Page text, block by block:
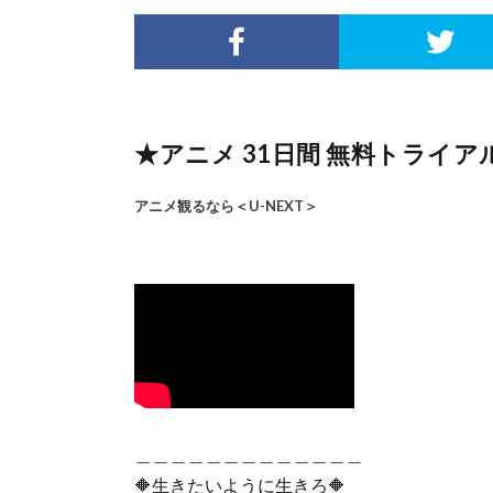
★アニメ 31日間 無料トライア
アニメ観るなら＜U-NEXT＞
🔶生きたいように生きろ🔶